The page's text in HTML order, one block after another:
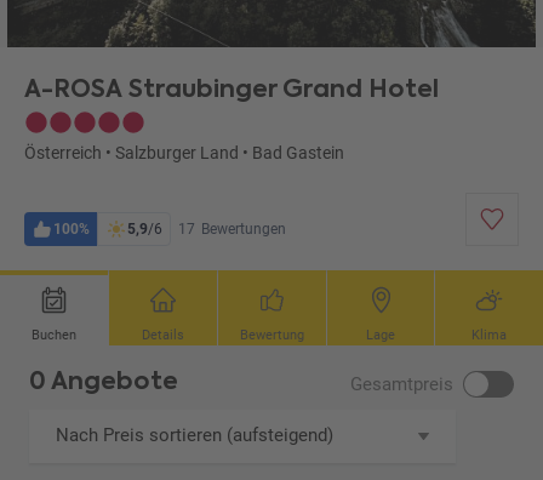
A-ROSA Straubinger Grand Hotel
Österreich • Salzburger Land • Bad Gastein
100% 5,9/6 17 Bewertungen
Buchen Details Bewertung Lage Klima
0 Angebote Gesamtpreis
Nach Preis sortieren (aufsteigend)